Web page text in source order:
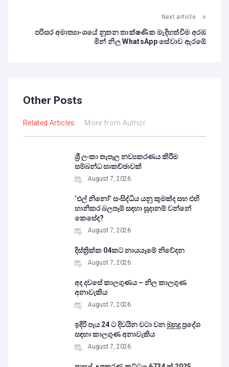
Next article
පරිසර අමාත්‍යාංශයේ නූතන තාක්ෂණික මැදිහත්වීම අරඹ
මින් නිල WhatsApp සේවාව ඇරඹේ
Other Posts
Related Articles More from Author
ශ්‍රී ලංකා තැපෑල නව්‍යකරණය කිරීම
සම්බන්ධ සාකච්ඡාවක්
August 7, 2026
‘එල් නිනෝ’ සංසිද්ධිය යනු කුමක්ද සහ එහි
හානිකර බලපෑම් සඳහා සූදානම් වන්නේ
කෙසේද?
August 7, 2026
දිස්ත්‍රික්ක 04කට නායයෑමේ නිවේදන
August 7, 2026
අද දවසේ කාලගුණය – නිල කාලගුණ
අනාවැකිය
August 7, 2026
ඉදිරි පැය 24 ට දිවයින වටා වන මුහුදු ප්‍රදේශ
සඳහා කාලගුණ අනාවැකිය
August 7, 2026